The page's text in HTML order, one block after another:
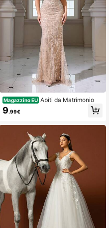
Magazzino EU Abiti da Matrimonio
9.99€